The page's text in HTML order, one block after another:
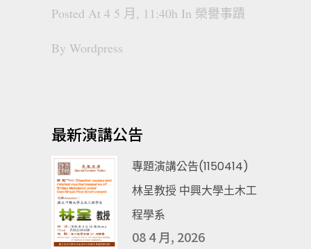
Posted At 4 5 月, 11:40h In 榮譽事蹟
By Wordpress
最新演講公告
專題演講公告(1150414)
林呈教授 中興大學土木工
程學系
08 4 月, 2026